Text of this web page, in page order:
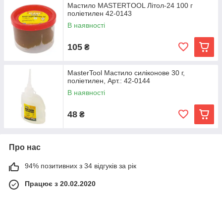
Мастило MASTERTOOL Літол-24 100 г
поліетилен 42-0143
В наявності
105 ₴
MasterTool Мастило силіконове 30 г,
поліетилен, Арт.: 42-0144
В наявності
48 ₴
Про нас
94% позитивних з 34 відгуків за рік
Працює з 20.02.2020